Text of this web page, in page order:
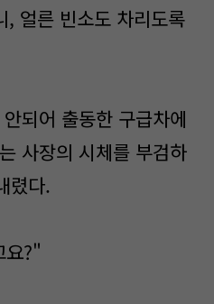
, 얼른 빈소도 차리도록
되어 출동한 구급차에
사장의 시체를 부검하
렸다.
요?"